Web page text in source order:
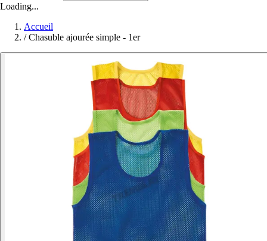
Loading...
Accueil
/ Chasuble ajourée simple - 1er